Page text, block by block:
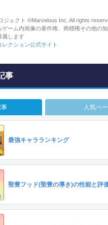
ェクト ©Marvelous Inc. All rights
ーム内画像の著作権、商標権その他の
属します
クション公式サイト
事
人気ペ
最強キャラランキング
聖豊フッド(聖豊の導き)の性能と評